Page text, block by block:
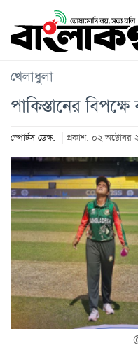
খেলাধুলা
পাকিস্তানের বিপক্ষে
স্পোর্টস ডেস্ক: প্রকাশ: ০২